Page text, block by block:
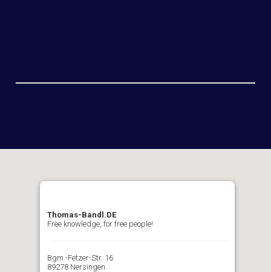
Thomas-Bandl.DE
Free knowledge, for free people!
Bgm.-Fetzer-Str. 16
89278 Nersingen